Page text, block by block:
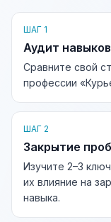
ШАГ 1
Аудит навыков
Сравните свой
профессии
ШАГ 2
Закрытие
Изучите 2–3
их влияние на
навыка.